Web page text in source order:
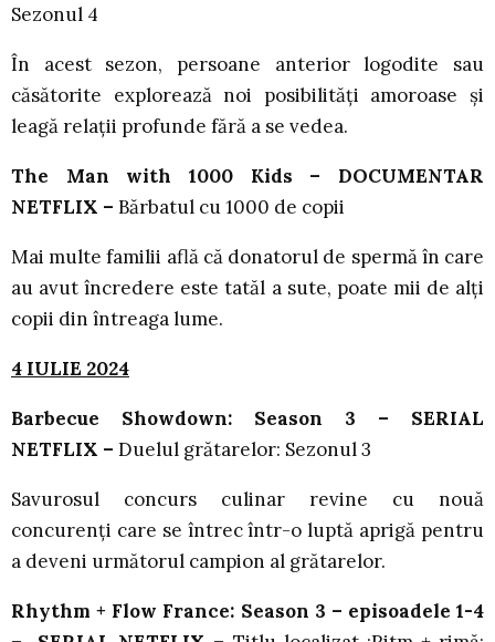
Sezonul 4
În acest sezon, persoane anterior logodite sau
căsătorite explorează noi posibilități amoroase și
leagă relații profunde fără a se vedea.
The Man with 1000 Kids – DOCUMENTAR
NETFLIX – Bărbatul cu 1000 de copii
Mai multe familii află că donatorul de spermă în care
au avut încredere este tatăl a sute, poate mii de alți
copii din întreaga lume.
4 IULIE 2024
Barbecue Showdown: Season 3 – SERIAL
NETFLIX – Duelul grătarelor: Sezonul 3
Savurosul concurs culinar revine cu nouă
concurenți care se întrec într-o luptă aprigă pentru
a deveni următorul campion al grătarelor.
Rhythm + Flow France: Season 3 – episoadele 1-4